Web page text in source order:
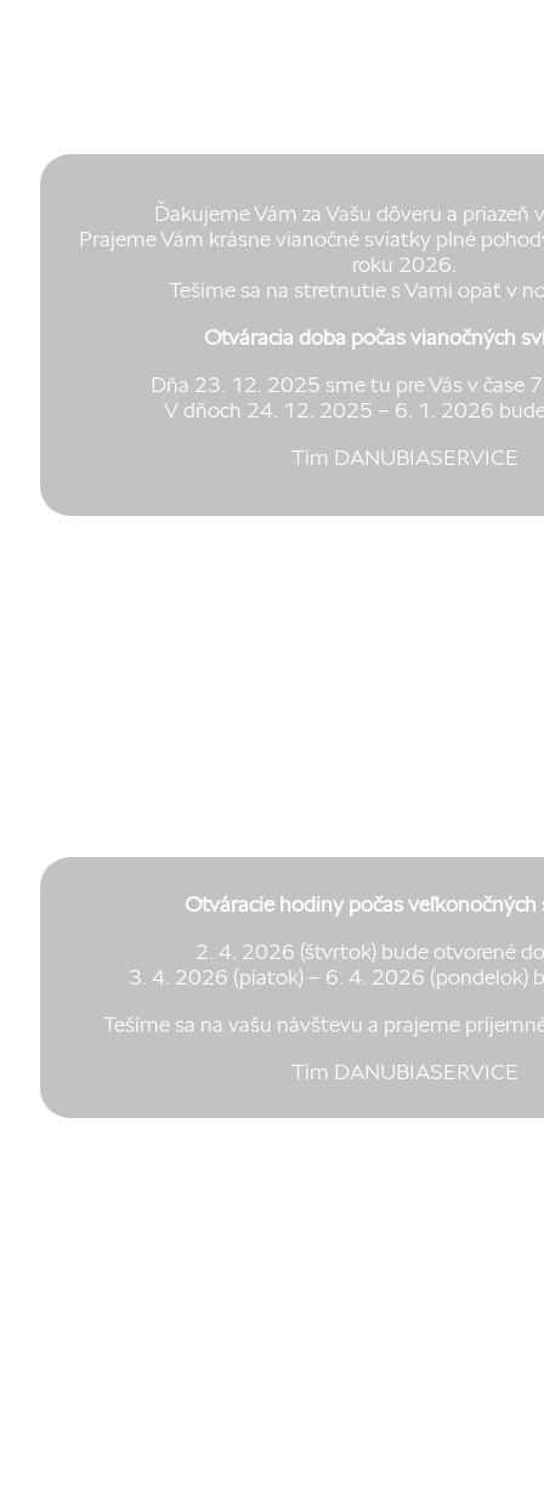
Ďakujeme Vám za Vašu dôveru a priazeň
Prajeme Vám krásne vianočné sviatky plné
roku 2026.
Tešíme sa na stretnutie s Vami opäť v
Otváracia doba počas vianočných
Dňa 23. 12. 2025 sme tu pre Vás v čase
V dňoch 24. 12. 2025 – 6. 1. 2026
Tím DANUBIASERVICE
Otváracie hodiny počas veľkonočných
2. 4. 2026 (štvrtok) bude otvorené
3. 4. 2026 (piatok) – 6. 4. 2026 (pondelok)
Tešíme sa na vašu návštevu a prajeme
Tím DANUBIASERVICE